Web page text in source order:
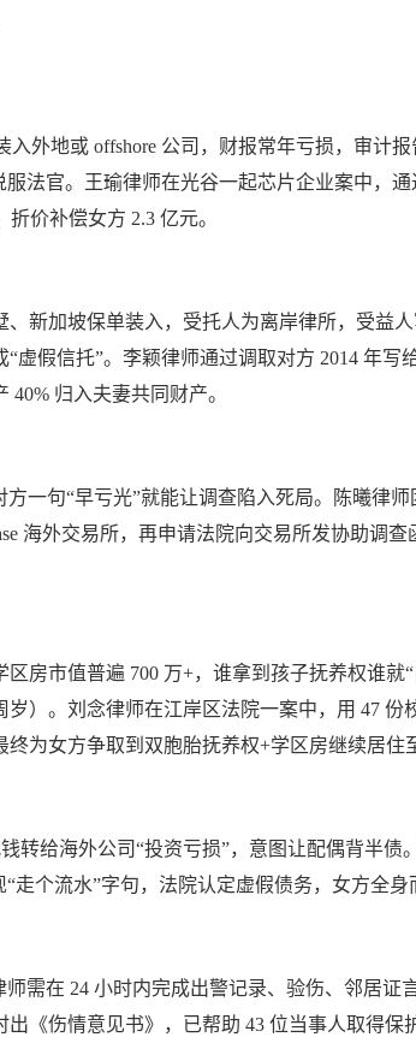
外地或 offshore 公司，财报常年亏损，审计
法官。王瑜律师在光谷一起芯片企业案中，
价补偿女方 2.3 亿元。
新加坡保单装入，受托人为离岸律所，受益
假信托”。李颖律师通过调取对方 2014 年写给
归入夫妻共同财产。
一句“早亏光”就能让调查陷入死局。陈曦律
海外交易所，再申请法院向交易所发协助调
房市值普遍 700 万+，谁拿到孩子抚养权谁
）。刘念律师在江岸区法院一案中，用 47
为女方争取到双胞胎抚养权+学区房继续居住
转给海外公司“投资亏损”，意图让配偶背半
个流水”字句，法院认定虚假债务，女方全身
需在 24 小时内完成出警记录、验伤、邻居
《伤情意见书》，已帮助 43 位当事人取得保